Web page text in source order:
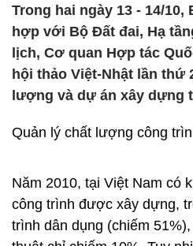
Trong hai ngày 13 - 14/10,
hợp với Bộ Đất đai, Hạ
lịch, Cơ quan Hợp tác
hội thảo Việt-Nhật lần thứ
lượng và dự án xây dựng
Quản lý chất lượng công
Năm 2010, tại Việt Nam có
công trình được xây dựng,
trình dân dụng (chiếm